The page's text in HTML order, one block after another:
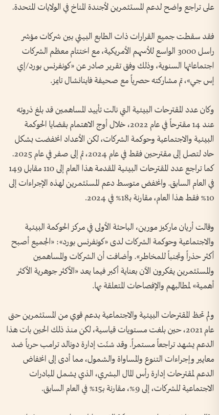
على تراجع واضح لدعم المستثمرين لأجندة المناخ في الولايات المتحدة.
فقد سقطت جميع القرارات ذات الطابع البيئي بين شركات مؤشر
راسل 3000 الواسع للأسهم الأمريكية، مع اختتام معظم الشركات
اجتماعاتها السنوية، وذلك وفق تقرير صادر عن «كونفرنس بورد/إي
إس جي»، تم مشاركته حصرياً مع صحيفة فاينانشال تايمز.
وكان عدد المقترحات البيئية التي نالت تأييد المساهمين قد بلغ ذروته
عند 14 مقترحاً في عام 2022، خلال أوج الاهتمام بقضايا الحوكمة
البيئية والاجتماعية وحوكمة الشركات، لكن الأعداد انخفضت بشكل
حاد لتصل إلى مقترحين فقط في عام 2024، ثم إلى صفر في عام 2025.
كما تراجع عدد المقترحات البيئية المقدمة هذا العام إلى 110 مقابل 149
في العام السابق. وانخفض متوسط دعم المستثمرين لهذه الإجراءات إلى
10% فقط هذا العام، مقارنة بـ18% في 2024.
وقالت أريان ماركيز مورين، الباحثة الأولى في مركز الحوكمة البيئية
والاجتماعية وحوكمة الشركات لدى «كونفرنس بورد»: «الجميع أصبح
أكثر حذراً وتجنباً للمخاطر». وأضافت أن الشركات والمساهمين
والمستثمرين يفكرون الآن بعناية أكبر فيما يعد «الأكثر جوهرية الأكثر
أهمية» لمطالبهم والإفصاحات المتعلقة بها.
ولم تحظ المقترحات البيئية والاجتماعية بدعم قوي من المستثمرين حتى
عام 2021، حين بلغت مستويات قياسية، لكن منذ ذلك الحين بات هذا
الدعم يشهد تراجعاً مستمراً. وقد شنّت إدارة دونالد ترامب حرباً ضد
معايير وإجراءات التنوع والمساواة والشمول، مما أدى إلى انخفاض
الدعم لمقترحات إدارة رأس المال البشري، الذي يشمل المبادرات
الاجتماعية للشركات، إلى 9%، مقارنة بـ15% في العام السابق.